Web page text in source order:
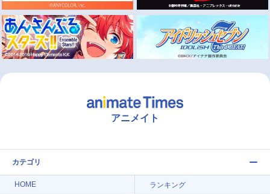
アニメイト
カテゴリ
HOME ランキング